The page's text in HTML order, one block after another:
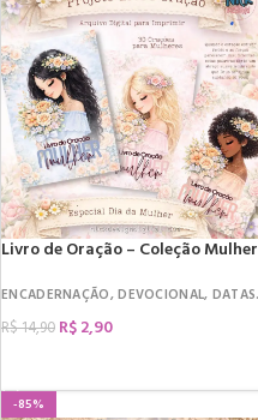
Livro de Oração – Coleção Mulher
ENCADERNAÇÃO,DEVOCIONAL, DATAS COMEMORATIVAS
R$14,90 R$2,90
-85%